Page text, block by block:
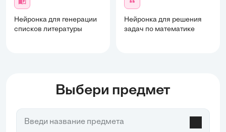
Нейронка для генерации
списков литературы
Нейронка для решения
задач по математике
Выбери предмет